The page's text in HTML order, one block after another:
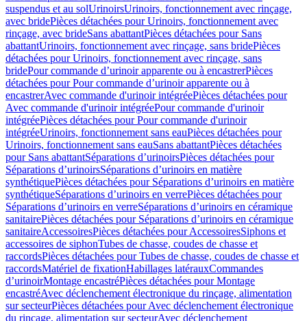
suspendus et au solUrinoirsUrinoirs, fonctionnement avec rinçage,
avec bridePièces détachées pour Urinoirs, fonctionnement avec
rinçage, avec brideSans abattantPièces détachées pour Sans
abattantUrinoirs, fonctionnement avec rinçage, sans bridePièces
détachées pour Urinoirs, fonctionnement avec rinçage, sans
bridePour commande d’urinoir apparente ou à encastrerPièces
détachées pour Pour commande d’urinoir apparente ou à
encastrerAvec commande d'urinoir intégréePièces détachées pour
Avec commande d'urinoir intégréePour commande d'urinoir
intégréePièces détachées pour Pour commande d'urinoir
intégréeUrinoirs, fonctionnement sans eauPièces détachées pour
Urinoirs, fonctionnement sans eauSans abattantPièces détachées
pour Sans abattantSéparations d’urinoirsPièces détachées pour
Séparations d’urinoirsSéparations d’urinoirs en matière
synthétiquePièces détachées pour Séparations d’urinoirs en matière
synthétiqueSéparations d’urinoirs en verrePièces détachées pour
Séparations d’urinoirs en verreSéparations d’urinoirs en céramique
sanitairePièces détachées pour Séparations d’urinoirs en céramique
sanitaireAccessoiresPièces détachées pour AccessoiresSiphons et
accessoires de siphonTubes de chasse, coudes de chasse et
raccordsPièces détachées pour Tubes de chasse, coudes de chasse et
raccordsMatériel de fixationHabillages latérauxCommandes
dʼurinoirMontage encastréPièces détachées pour Montage
encastréAvec déclenchement électronique du rinçage, alimentation
sur secteurPièces détachées pour Avec déclenchement électronique
du rinçage, alimentation sur secteurAvec déclenchement